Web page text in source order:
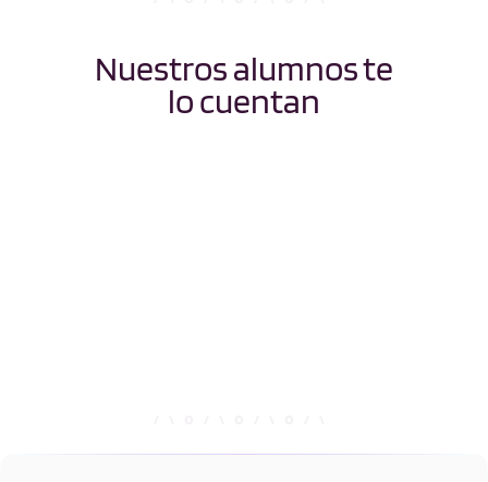
Nuestros alumnos te
lo cuentan